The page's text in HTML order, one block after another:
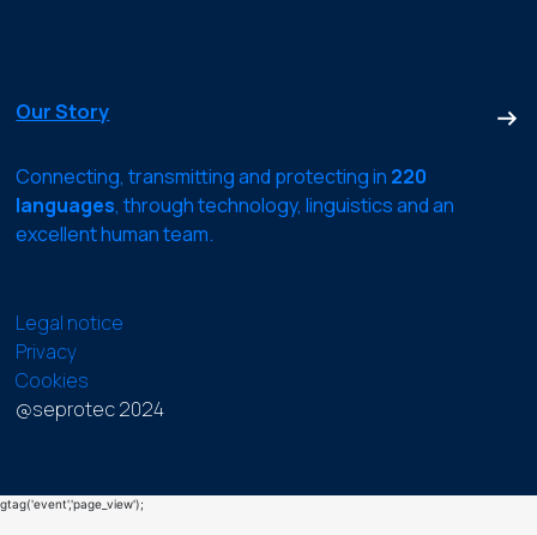
Our Story
Connecting, transmitting and protecting in 220
languages, through technology, linguistics and an
excellent human team.
Legal notice
Privacy
Cookies
@seprotec 2024
gtag('event','page_view');